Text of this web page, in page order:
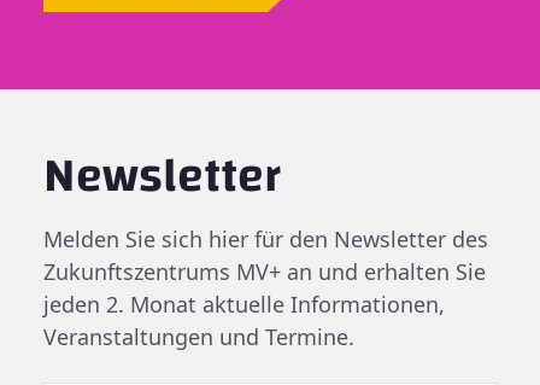
Newsletter
Melden Sie sich hier für den Newsletter des
Zukunftszentrums MV+ an und erhalten Sie
jeden 2. Monat aktuelle Informationen,
Veranstaltungen und Termine.